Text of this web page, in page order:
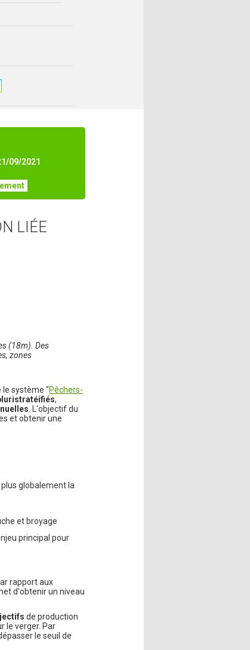
09/2021
LIÉE
(18m). Des
zones
système "Pêchers-
,
. L'objectif du
et obtenir une
globalement la
et broyage
principal pour
rapport aux
d'obtenir un niveau
de production
le verger. Par
le seuil de